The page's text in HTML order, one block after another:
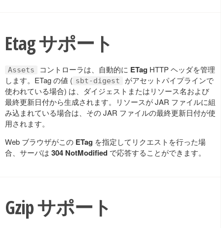
Etag サポート
Assets コントローラは、自動的に ETag HTTP ヘッダを管理
します。ETag の値 ( sbt-digest
がアセットパイプラインで
使われている場合) は、ダイジェストまたはリソース名および
最終更新日付から生成されます。リソースが JAR ファイルに組
み込まれている場合は、その JAR ファイルの最終更新日付が使
用されます。
Web ブラウザがこの ETag を指定してリクエストを行った場
合、サーバは 304 NotModified で応答することができます。
Gzip サポート